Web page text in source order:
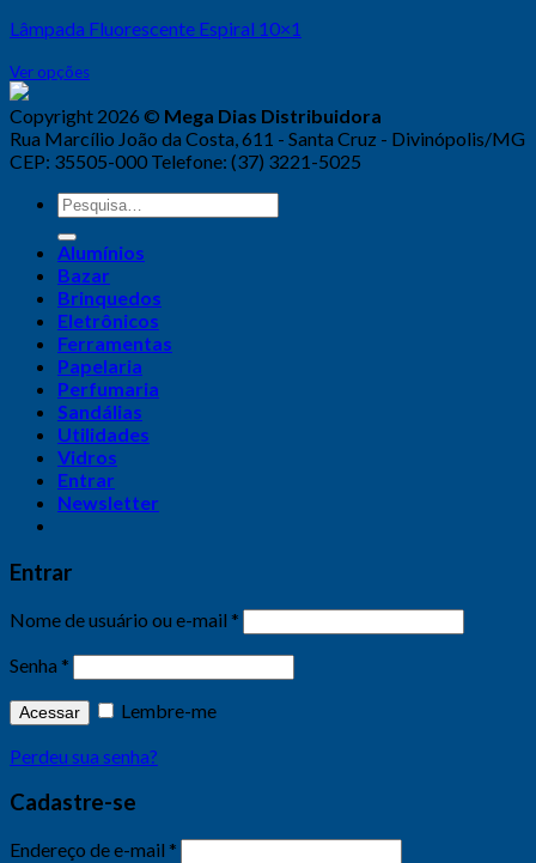
Lâmpada Fluorescente Espiral 10×1
Ver opções
Copyright 2026 © Mega Dias Distribuidora
Rua Marcílio João da Costa, 611 - Santa Cruz - Divinópolis/MG
CEP: 35505-000 Telefone: (37) 3221-5025
Alumínios
Bazar
Brinquedos
Eletrônicos
Ferramentas
Papelaria
Perfumaria
Sandálias
Utilidades
Vidros
Entrar
Newsletter
Entrar
Nome de usuário ou e-mail *
Senha *
Acessar
Lembre-me
Perdeu sua senha?
Cadastre-se
Endereço de e-mail *